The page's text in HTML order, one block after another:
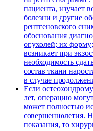
пациента, изучает
болезни и другие
рентгеновского
обоснования
опухолей; их
возникает при
необходимость
состав ткани
в случае
Если
лет, операцию
может полностью
совершеннолетия.
показания, то